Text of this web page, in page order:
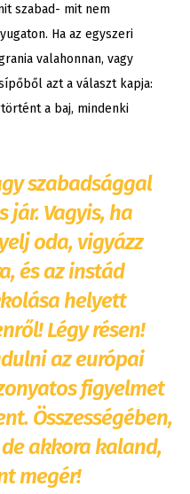
szabad- mit nem
Ha az egyszeri
valahonnan, vagy
azt a választ kapja:
a baj, mindenki
szabadsággal
jár. Vagyis, ha
oda, vigyázz
és az instád
helyett
Légy résen!
az európai
figyelmet
Összességében,
akkora kaland,
megér!